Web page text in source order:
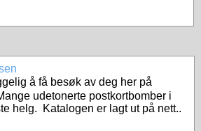
å få besøk av deg her på
udetonerte postkortbomber i
helg. Katalogen er lagt ut på nett..